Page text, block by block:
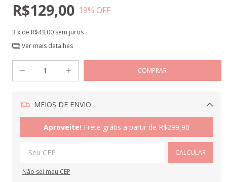
R$129,00 19% OFF
3 x de R$43,00 sem juros
Ver mais detalhes
MEIOS DE ENVIO
Aproveite! Frete grátis a partir de R$299,90
CALCULAR
Não sei meu CEP